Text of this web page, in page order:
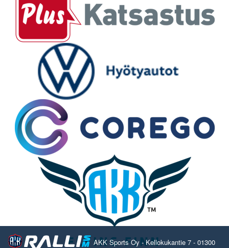
AKK Sports Oy - Kellokukantie 7 - 01300